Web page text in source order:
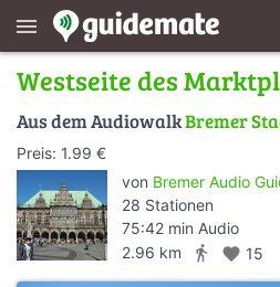
menu
Westseite des
Aus dem AudiowalkBremer
Preis: 1.99 €
von Bremer Audio
28 Stationen
75:42 min Audio
2.96 km
directions_walk favorite 15